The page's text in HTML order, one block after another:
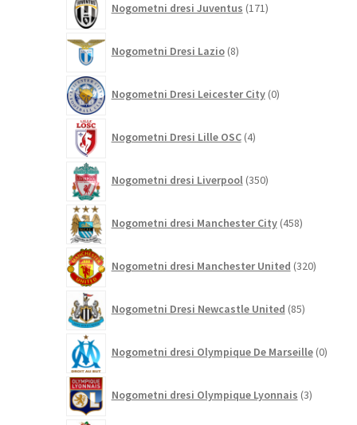
Nogometni dresi Juventus 171izdelkov
Nogometni Dresi Lazio 8izdelkov
Nogometni Dresi Leicester City 0izdelkov
Nogometni Dresi Lille OSC 4izdelki
Nogometni dresi Liverpool 350izdelkov
Nogometni dresi Manchester City 458izdelkov
Nogometni dresi Manchester United 320izdelkov
Nogometni Dresi Newcastle United 85izdelkov
Nogometni dresi Olympique De Marseille 0
Nogometni dresi Olympique Lyonnais 3izdelki